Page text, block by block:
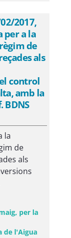
2017,
per a la
de
als
control
amb la
BDNS
la
de
als
per la
de l'Aigua